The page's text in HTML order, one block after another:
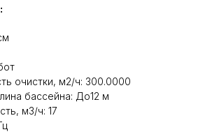
очистки, м2/ч: 300.0000
бассейна: До12 м
м3/ч: 17